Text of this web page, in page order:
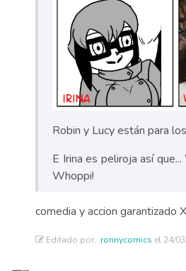
Robin y Lucy están para
E Irina es peliroja así
Whoppi!
comedia y accion garantizado
Editado por: ronnycomics el 24/